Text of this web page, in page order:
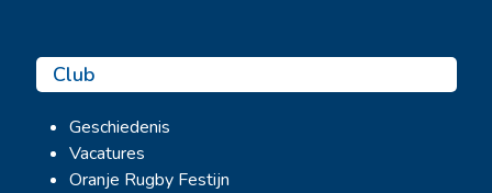
Club
Geschiedenis
Vacatures
Oranje Rugby Festijn